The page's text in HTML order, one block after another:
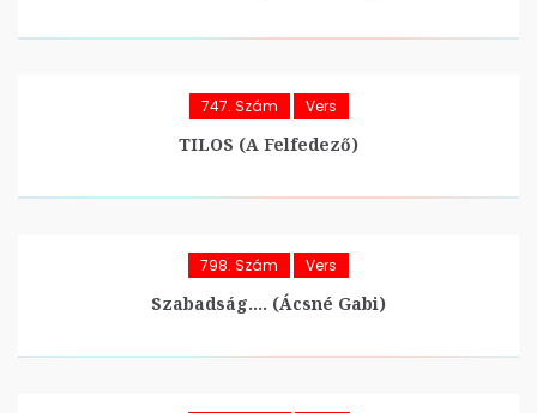
747. Szám Vers
TILOS (A Felfedező)
798. Szám Vers
Szabadság…. (Ácsné Gabi)